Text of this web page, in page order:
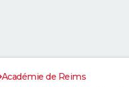
Académie de Reims